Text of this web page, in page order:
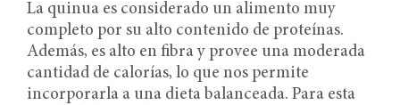
La quinua es considerado un alimento muy
completo por su alto contenido de proteínas.
Además, es alto en fibra y provee una moderada
cantidad de calorías, lo que nos permite
incorporarla a una dieta balanceada. Para esta